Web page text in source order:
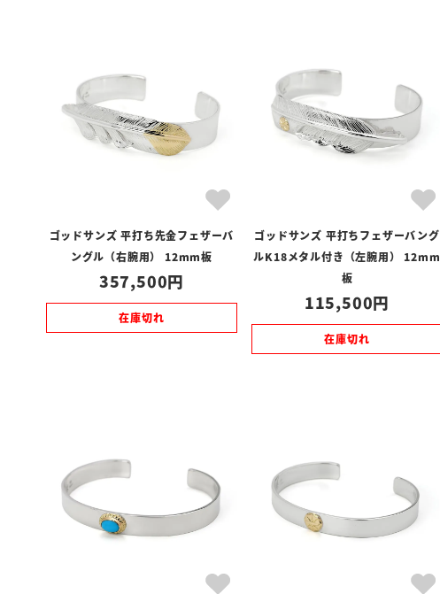
ゴッドサンズ 平打ち先金フェザーバ
ングル（右腕用） 12mm板
357,500
在庫切れ
ゴッドサンズ 平打ちフェザーバング
ルK18メタル付き（左腕用） 12mm
板
115,500
在庫切れ